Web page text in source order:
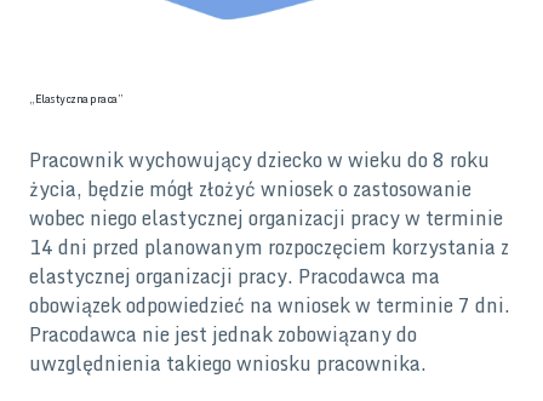
„Elastyczna praca”
Pracownik wychowujący dziecko w wieku do 8 roku
życia, będzie mógł złożyć wniosek o zastosowanie
wobec niego elastycznej organizacji pracy w terminie
14 dni przed planowanym rozpoczęciem korzystania z
elastycznej organizacji pracy. Pracodawca ma
obowiązek odpowiedzieć na wniosek w terminie 7 dni.
Pracodawca nie jest jednak zobowiązany do
uwzględnienia takiego wniosku pracownika.